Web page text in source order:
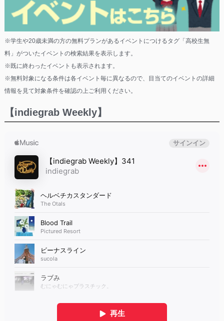
※学生や20歳未満の方の無料プランがあるイベントにつけるタグ「高校生無
料」がついたイベントの検索結果を表示します。
※既に終わったイベントも表示されます。
※無料対象になる条件は各イベント毎に異なるので、目当てのイベントの詳細
情報を見て対象条件を確認の上ご利用ください。
【indiegrab Weekly】